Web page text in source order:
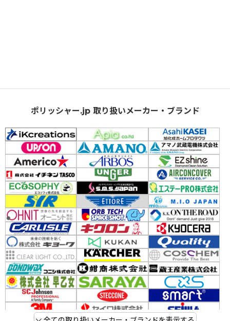
ポリッシャー.jp 取り扱いメーカー・ブランド